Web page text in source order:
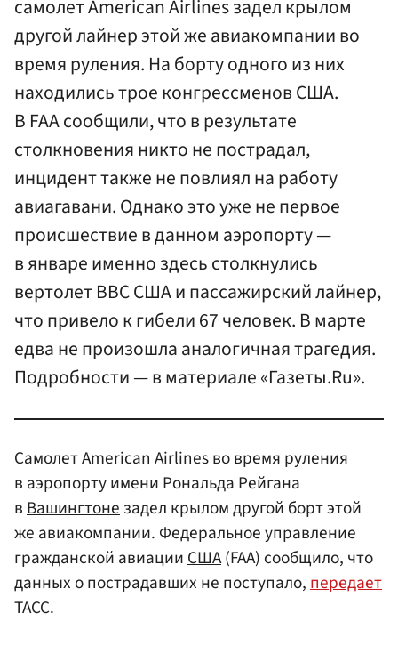
самолет American Airlines задел крылом
другой лайнер этой же авиакомпании во
время руления. На борту одного из них
находились трое конгрессменов США.
В FAA сообщили, что в результате
столкновения никто не пострадал,
инцидент также не повлиял на работу
авиагавани. Однако это уже не первое
происшествие в данном аэропорту —
в январе именно здесь столкнулись
вертолет ВВС США и пассажирский лайнер,
что привело к гибели 67 человек. В марте
едва не произошла аналогичная трагедия.
Подробности — в материале «Газеты.Ru».
Самолет American Airlines во время руления
в аэропорту имени Рональда Рейгана
в Вашингтоне задел крылом другой борт этой
же авиакомпании. Федеральное управление
гражданской авиации США(FAA) сообщило, что
данных о пострадавших не поступало, передает
ТАСС.